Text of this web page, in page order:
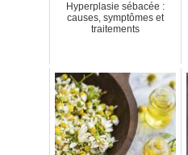
Hyperplasie sébacée :
causes, symptômes et
traitements